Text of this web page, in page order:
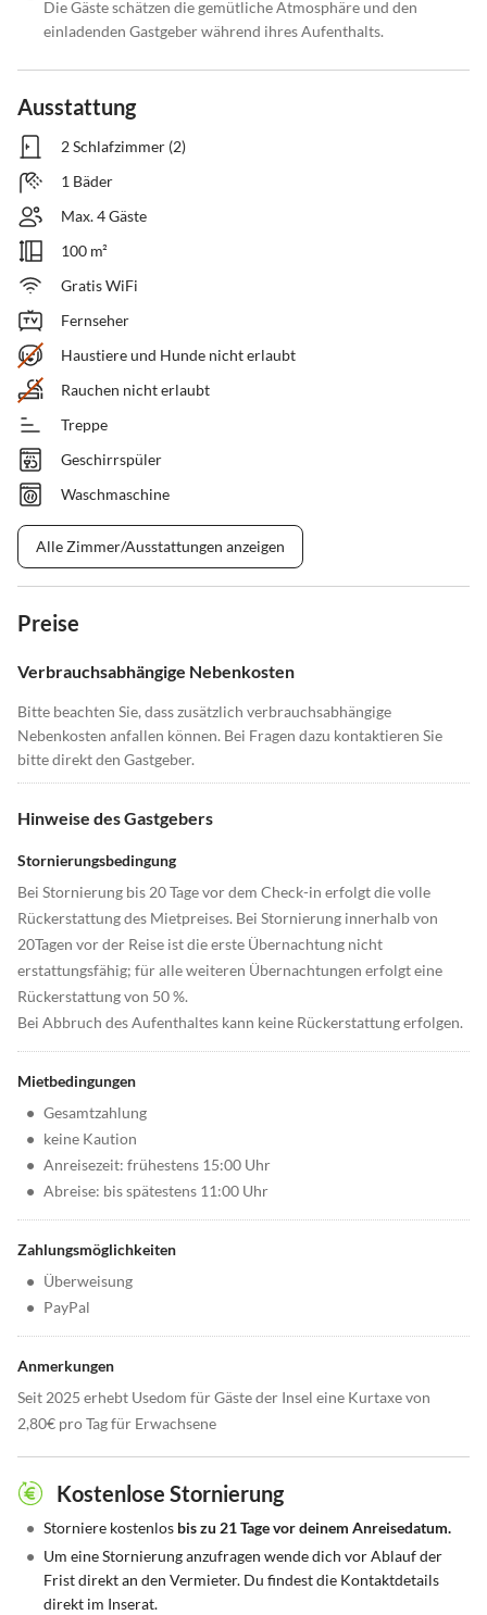
Die Gäste schätzen die gemütliche Atmosphäre und den
einladenden Gastgeber während ihres Aufenthalts.
Ausstattung
2 Schlafzimmer (2)
1 Bäder
Max. 4 Gäste
100 m²
Gratis WiFi
Fernseher
Haustiere und Hunde nicht erlaubt
Rauchen nicht erlaubt
Treppe
Geschirrspüler
Waschmaschine
Alle Zimmer/Ausstattungen anzeigen
Preise
Verbrauchsabhängige Nebenkosten
Bitte beachten Sie, dass zusätzlich verbrauchsabhängige
Nebenkosten anfallen können. Bei Fragen dazu kontaktieren Sie
bitte direkt den Gastgeber.
Hinweise des Gastgebers
Stornierungsbedingung
Bei Stornierung bis 20 Tage vor dem Check-in erfolgt die volle
Rückerstattung des Mietpreises. Bei Stornierung innerhalb von
20Tagen vor der Reise ist die erste Übernachtung nicht
erstattungsfähig; für alle weiteren Übernachtungen erfolgt eine
Rückerstattung von 50 %.
Bei Abbruch des Aufenthaltes kann keine Rückerstattung erfolgen.
Mietbedingungen
• Gesamtzahlung
• keine Kaution
• Anreisezeit: frühestens 15:00 Uhr
• Abreise: bis spätestens 11:00 Uhr
Zahlungsmöglichkeiten
• Überweisung
• PayPal
Anmerkungen
Seit 2025 erhebt Usedom für Gäste der Insel eine Kurtaxe von
2,80€ pro Tag für Erwachsene
Kostenlose Stornierung
• Storniere kostenlos bis zu 21 Tage vor deinem Anreisedatum.
• Um eine Stornierung anzufragen wende dich vor Ablauf der
Frist direkt an den Vermieter. Du findest die Kontaktdetails
direkt im Inserat.